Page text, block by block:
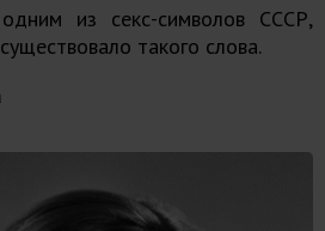
из секс-символов СССР,
такого слова.